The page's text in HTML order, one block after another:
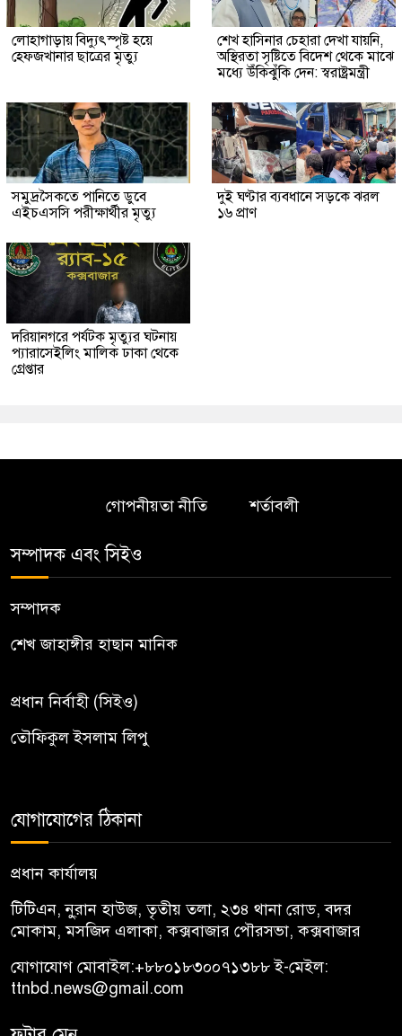
লোহাগাড়ায় বিদ্যুৎস্পৃষ্ট হয়ে
হেফজখানার ছাত্রের মৃত্যু
শেখ হাসিনার চেহারা দেখা যায়নি,
অস্থিরতা সৃষ্টিতে বিদেশ থেকে মাঝে
মধ্যে উঁকিঝুঁকি দেন: স্বরাষ্ট্রমন্ত্রী
সমুদ্রসৈকতে পানিতে ডুবে
এইচএসসি পরীক্ষার্থীর মৃত্যু
দুই ঘণ্টার ব্যবধানে সড়কে ঝরল
১৬ প্রাণ
দরিয়ানগরে পর্যটক মৃত্যুর ঘটনায়
প্যারাসেইলিং মালিক ঢাকা থেকে
গ্রেপ্তার
গোপনীয়তা নীতি শর্তাবলী
সম্পাদক এবং সিইও
সম্পাদক
শেখ জাহাঙ্গীর হাছান মানিক
প্রধান নির্বাহী (সিইও)
তৌফিকুল ইসলাম লিপু
যোগাযোগের ঠিকানা
প্রধান কার্যালয়
টিটিএন, নু্রান হাউজ, তৃতীয় তলা, ২৩৪ থানা রোড, বদর
মোকাম, মসজিদ এলাকা, কক্সবাজার পৌরসভা, কক্সবাজার
যোগাযোগ মোবাইল:+৮৮০১৮৩০০৭১৩৮৮ই-মেইল:
ttnbd.news@gmail.com